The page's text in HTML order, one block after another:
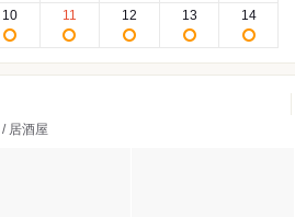
10 11 12 13 14
/ 居酒屋